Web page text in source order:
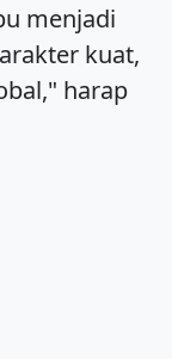
menjadi
kuat,
harap